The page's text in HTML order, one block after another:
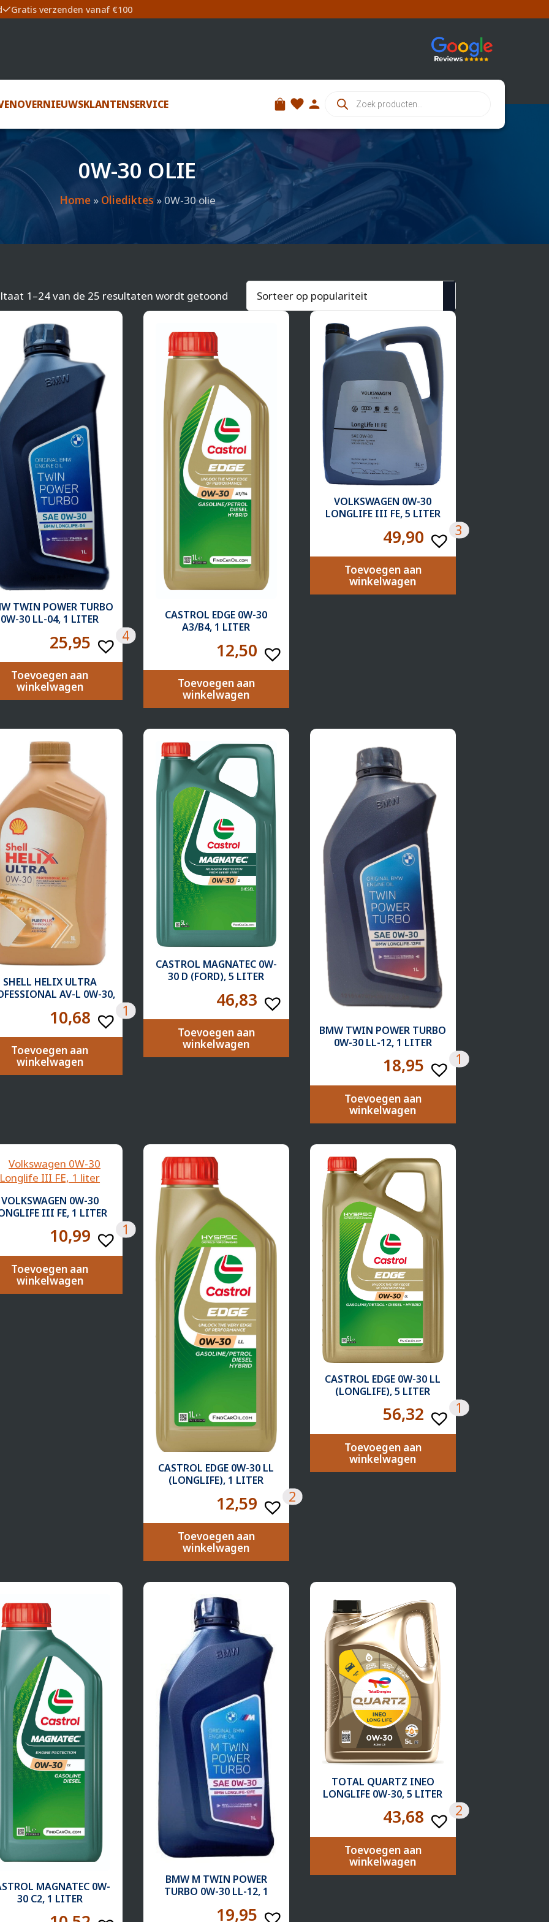
Gratis verzenden vanaf €100
OVERNIEUWSKLANTENSERVICE
Producten
zoeken
0W-30 OLIE
Home» Oliediktes »0W-30 olie
1–24 van de 25 resultaten wordt getoond Gesorteerd
op
TWIN POWER TURBO
0W-30 LL-04, 1 LITER
25,95 4
Toevoegen aan
winkelwagen
CASTROL EDGE 0W-30
A3/B4, 1 LITER
12,50
Toevoegen aan
winkelwagen
VOLKSWAGEN 0W-30
LONGLIFE III FE, 5 LITER
49,90 3
Toevoegen aan
winkelwagen
SHELL HELIX ULTRA
AV-L 0W-30,
10,68 1
Toevoegen aan
winkelwagen
CASTROL MAGNATEC 0W-
30 D (FORD), 5 LITER
46,83
Toevoegen aan
winkelwagen
BMW TWIN POWER TURBO
0W-30 LL-12, 1 LITER
18,95 1
Toevoegen aan
winkelwagen
VOLKSWAGEN 0W-30
III FE, 1 LITER
10,99 1
Toevoegen aan
winkelwagen
CASTROL EDGE 0W-30 LL
(LONGLIFE), 1 LITER
12,59 2
Toevoegen aan
winkelwagen
CASTROL EDGE 0W-30 LL
(LONGLIFE), 5 LITER
56,32 1
Toevoegen aan
winkelwagen
MAGNATEC 0W-
30 C2, 1 LITER
BMW M TWIN POWER
TURBO 0W-30 LL-12, 1
19,95
TOTAL QUARTZ INEO
LONGLIFE 0W-30, 5 LITER
43,68 2
Toevoegen aan
winkelwagen